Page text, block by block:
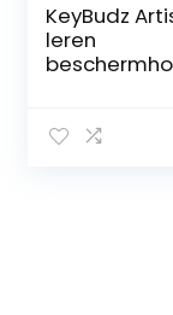
KeyBudz
leren
etui, lederen